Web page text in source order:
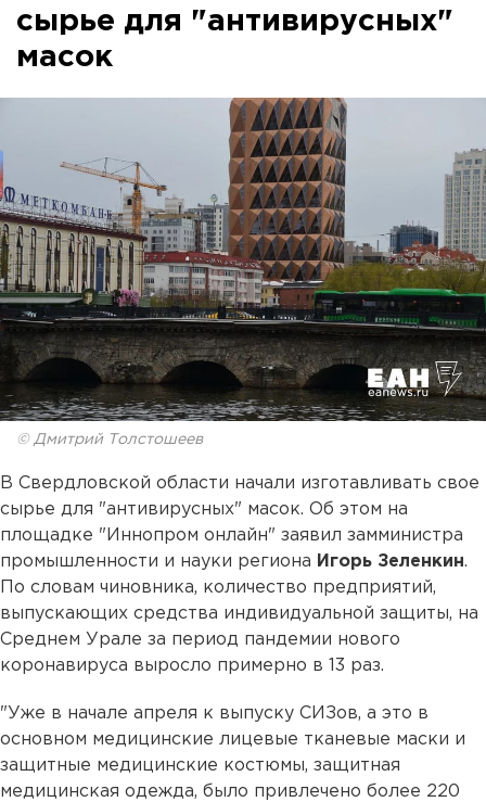
сырье для "антивирусных"
масок
© Дмитрий Толстошеев
В Свердловской области начали изготавливать свое
сырье для "антивирусных" масок. Об этом на
площадке "Иннопром онлайн" заявил замминистра
промышленности и науки региона Игорь Зеленкин.
По словам чиновника, количество предприятий,
выпускающих средства индивидуальной защиты, на
Среднем Урале за период пандемии нового
коронавируса выросло примерно в 13 раз.
"Уже в начале апреля к выпуску СИЗов, а это в
основном медицинские лицевые тканевые маски и
защитные медицинские костюмы, защитная
медицинская одежда, было привлечено более 220